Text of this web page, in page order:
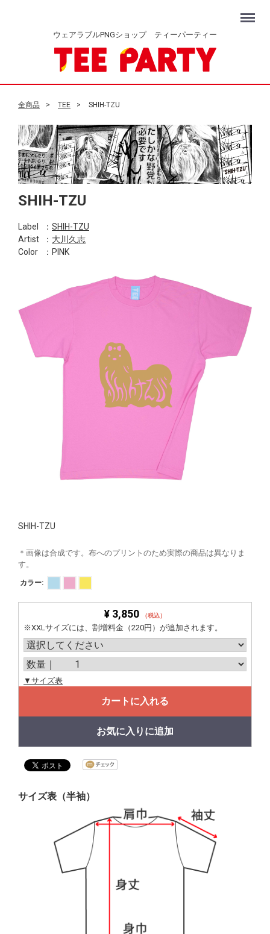
ウェアラブルPNGショップ ティーパーティー
Menu
全商品 TEE SHIH-TZU
SHIH-TZU
Label ： SHIH-TZU
Artist
： 大川久志
Color
：PINK
SHIH-TZU
＊画像は合成です。布へのプリントのため実際の商品は異なりま
す。
カラー:
¥ 3,850 （税込）
※XXLサイズには、割増料金（220円）が追加されます。
▼サイズ表
カートに入れる
お気に入りに追加
サイズ表（半袖）